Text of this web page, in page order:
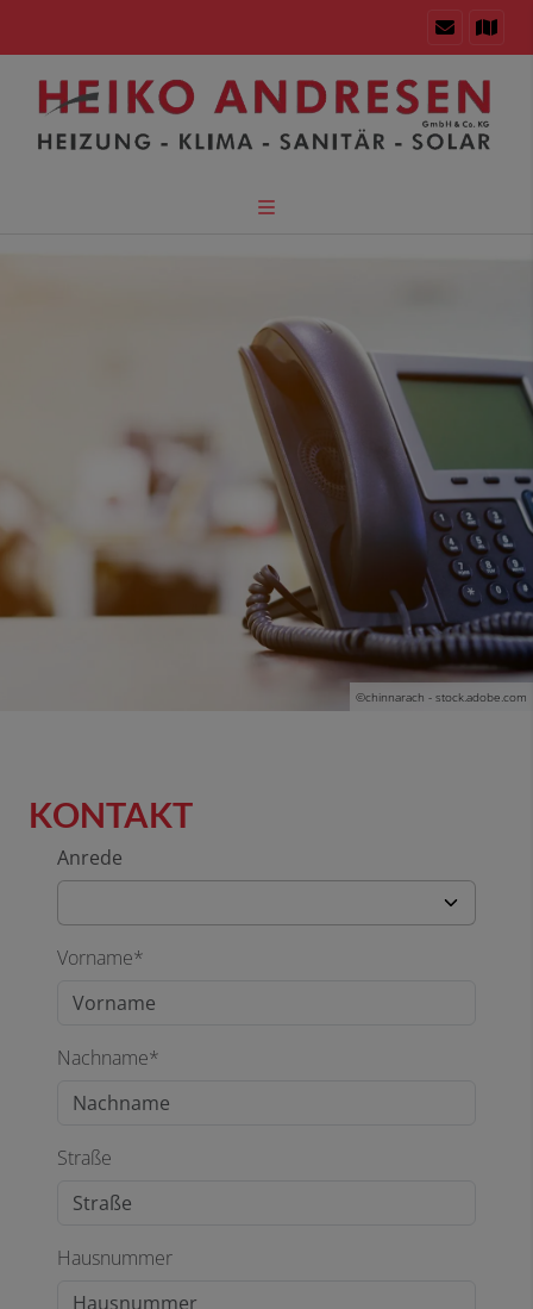
©chinnarach - stock.adobe.com
KONTAKT
Anrede
Vorname*
Nachname*
Straße
Hausnummer